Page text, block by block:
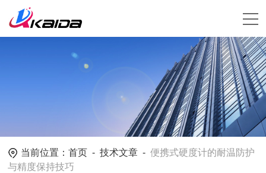
当前位置：首页 -技术文章 -便携式硬度计的耐温防护
与精度保持技巧